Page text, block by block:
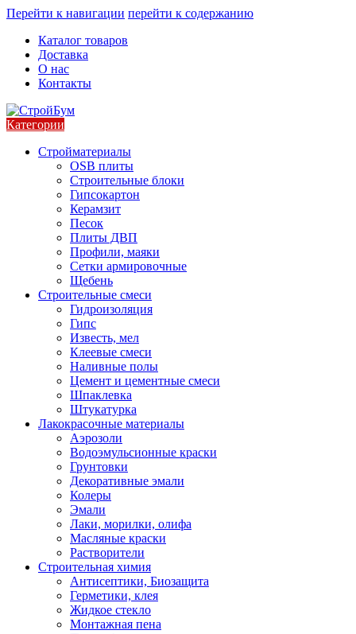
Перейти к навигации перейти к содержанию
Каталог товаров
Доставка
О нас
Контакты
Категории
Стройматериалы
OSB плиты
Строительные блоки
Гипсокартон
Керамзит
Песок
Плиты ДВП
Профили, маяки
Сетки армировочные
Щебень
Строительные смеси
Гидроизоляция
Гипс
Известь, мел
Клеевые смеси
Наливные полы
Цемент и цементные смеси
Шпаклевка
Штукатурка
Лакокрасочные материалы
Аэрозоли
Водоэмульсионные краски
Грунтовки
Декоративные эмали
Колеры
Эмали
Лаки, морилки, олифа
Масляные краски
Растворители
Строительная химия
Антисептики, Биозащита
Герметики, клея
Жидкое стекло
Монтажная пена